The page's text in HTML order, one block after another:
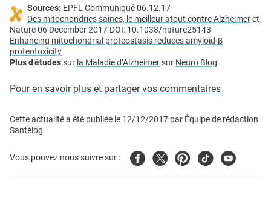
Sources: EPFL Communiqué 06.12.17
Des mitochondries saines, le meilleur atout contre Alzheimeret
Nature 06 December 2017 DOI: 10.1038/nature25143
Enhancing mitochondrial proteostasis reduces amyloid-β
proteotoxicity
Plus d’étudessur la Maladie d’Alzheimersur Neuro Blog
Pour en savoir plus et partager vos commentaires
Cette actualité a été publiée le 12/12/2017 par Équipe de rédaction
Santélog
Vous pouvez nous suivre sur : FacebookTwitterPinterest
TiktokYoutube